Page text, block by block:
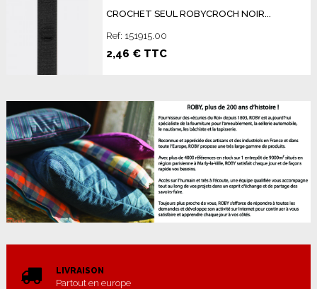
CROCHET SEUL ROBYCROCH NOIR...
Ref: 151915.00
2,46 € TTC
LIVRAISON
Partout en europe